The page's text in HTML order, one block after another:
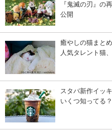
『鬼滅の刃』の
公開
癒やしの猫まとめ
人気タレント猫
スタバ新作イッ
いくつ知ってる